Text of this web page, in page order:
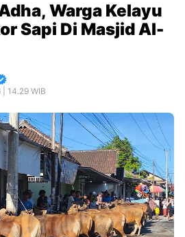
Warga Kelayu
Sapi Di Masjid Al-
14.29 WIB